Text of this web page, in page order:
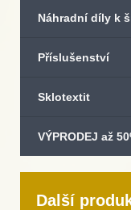
Náhradní díly k
Příslušenství
Sklotextit
VÝPRODEJ až
Další